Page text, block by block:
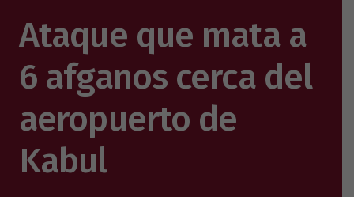
Ataque que mata a
6 afganos cerca del
aeropuerto de
Kabul